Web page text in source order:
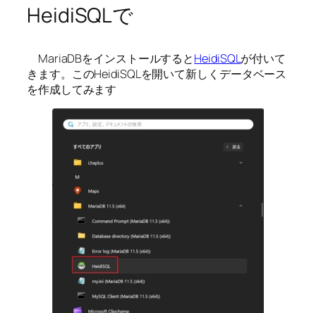
HeidiSQLで
MariaDBをインストールするとHeidiSQLが付いて
きます。このHeidiSQLを開いて新しくデータベース
を作成してみます